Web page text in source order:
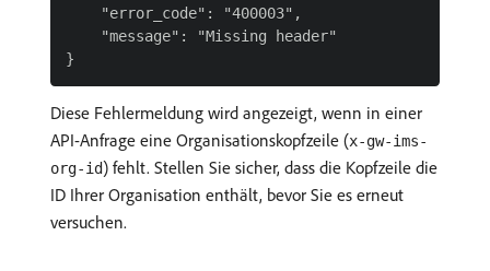
    "error_code": "400003",
    "message": "Missing header"
Diese Fehlermeldung wird angezeigt, wenn in einer
API-Anfrage eine Organisationskopfzeile (x-gw-ims-
org-id) fehlt. Stellen Sie sicher, dass die Kopfzeile die
ID Ihrer Organisation enthält, bevor Sie es erneut
versuchen.